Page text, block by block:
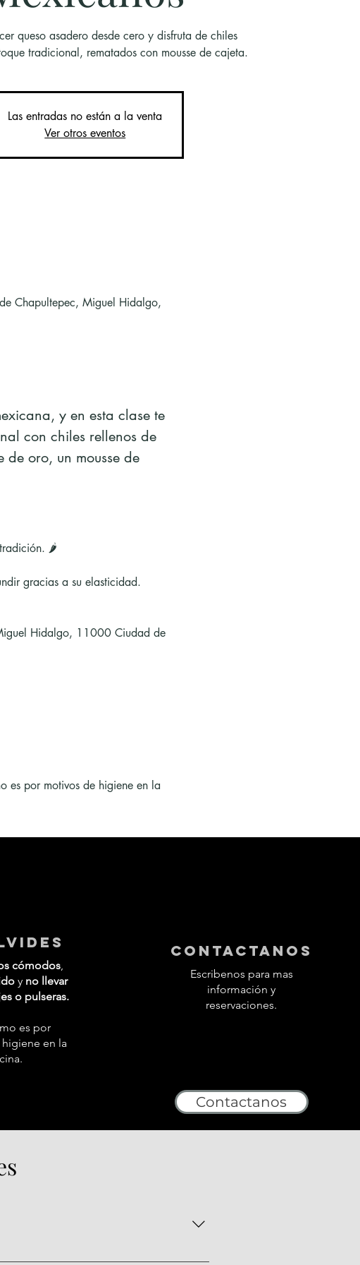
queso asadero desde cero y disfruta de chiles
tradicional, rematados con mousse de cajeta.
Las entradas no están a la venta
Ver otros eventos
Chapultepec, Miguel Hidalgo,
y en esta clase te
con chiles rellenos de
oro, un mousse de
🌶️
gracias a su elasticidad.
Hidalgo, 11000 Ciudad de
es por motivos de higiene en la
cómodos,
y no llevar
o pulseras.
es por
en la
contactanos
Escribenos para mas
información y
reservaciones.
Contactanos
clases especiales que pueden variar de